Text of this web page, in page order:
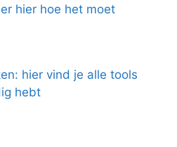
hier hoe het moet
hier vind je alle tools
hebt